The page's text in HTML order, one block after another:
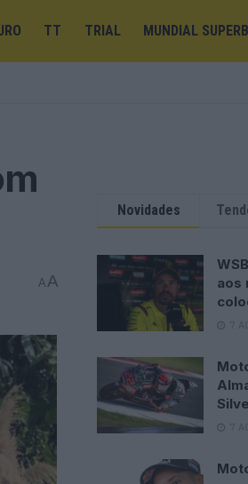
TT TRIAL MUNDIAL
AA
Novidades
aos
7
7